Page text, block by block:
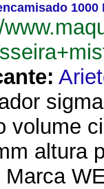
1000
volume
altura
Marca